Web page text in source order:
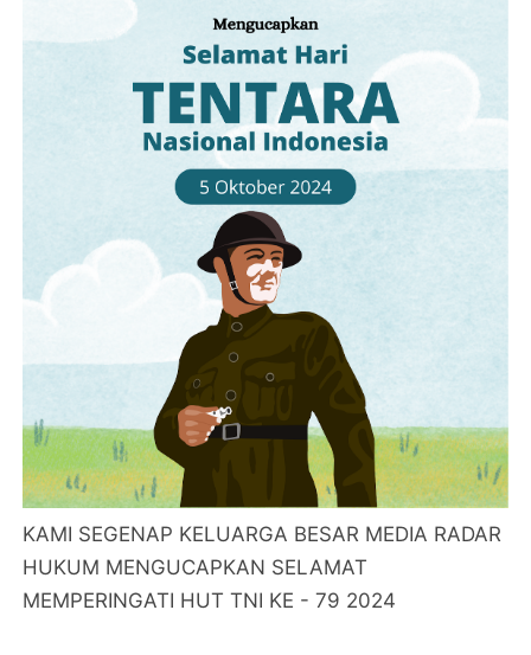
KAMI SEGENAP KELUARGA BESAR MEDIA RADAR
HUKUM MENGUCAPKAN SELAMAT
MEMPERINGATI HUT TNI KE - 79 2024